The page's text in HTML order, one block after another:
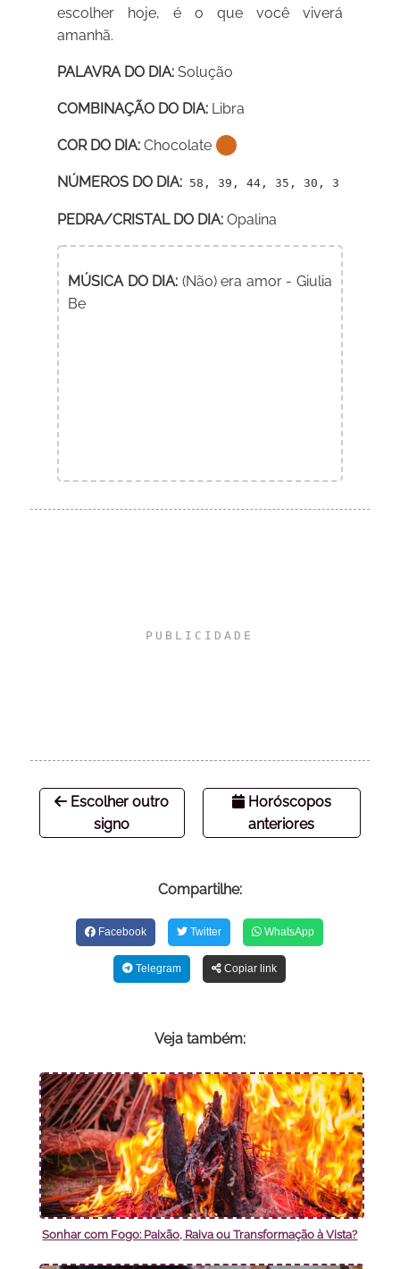
escolher hoje, é o que você viverá
amanhã.
PALAVRA DO DIA: Solução
COMBINAÇÃO DO DIA: Libra
COR DO DIA: Chocolate
NÚMEROS DO DIA: 58, 39, 44, 35, 30, 3
PEDRA/CRISTAL DO DIA: Opalina
MÚSICA DO DIA: (Não) era amor - Giulia
Be
Escolher outro
signo
Horóscopos
anteriores
Compartilhe:
Facebook Twitter WhatsApp
Telegram Copiar link
Veja também:
Sonhar com Fogo: Paixão, Raiva ou Transformação à Vista?